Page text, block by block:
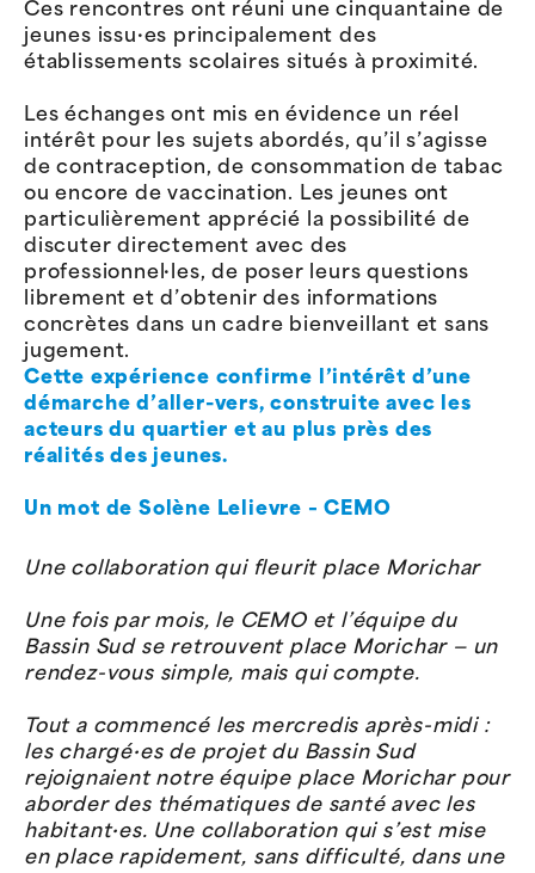
Ces rencontres ont réuni une cinquantaine de
jeunes issu·es principalement des
établissements scolaires situés à proximité.
Les échanges ont mis en évidence un réel
intérêt pour les sujets abordés, qu’il s’agisse
de contraception, de consommation de tabac
ou encore de vaccination. Les jeunes ont
particulièrement apprécié la possibilité de
discuter directement avec des
professionnel·les, de poser leurs questions
librement et d’obtenir des informations
concrètes dans un cadre bienveillant et sans
jugement.
Cette expérience confirme l’intérêt d’une
démarche d’aller-vers, construite avec les
acteurs du quartier et au plus près des
réalités des jeunes.
Un mot de Solène Lelievre – CEMO
Une collaboration qui fleurit place Morichar
Une fois par mois, le CEMO et l’équipe du
Bassin Sud se retrouvent place Morichar — un
rendez-vous simple, mais qui compte.
Tout a commencé les mercredis après-midi :
les chargé·es de projet du Bassin Sud
rejoignaient notre équipe place Morichar pour
aborder des thématiques de santé avec les
habitant·es. Une collaboration qui s’est mise
en place rapidement, sans difficulté, dans une